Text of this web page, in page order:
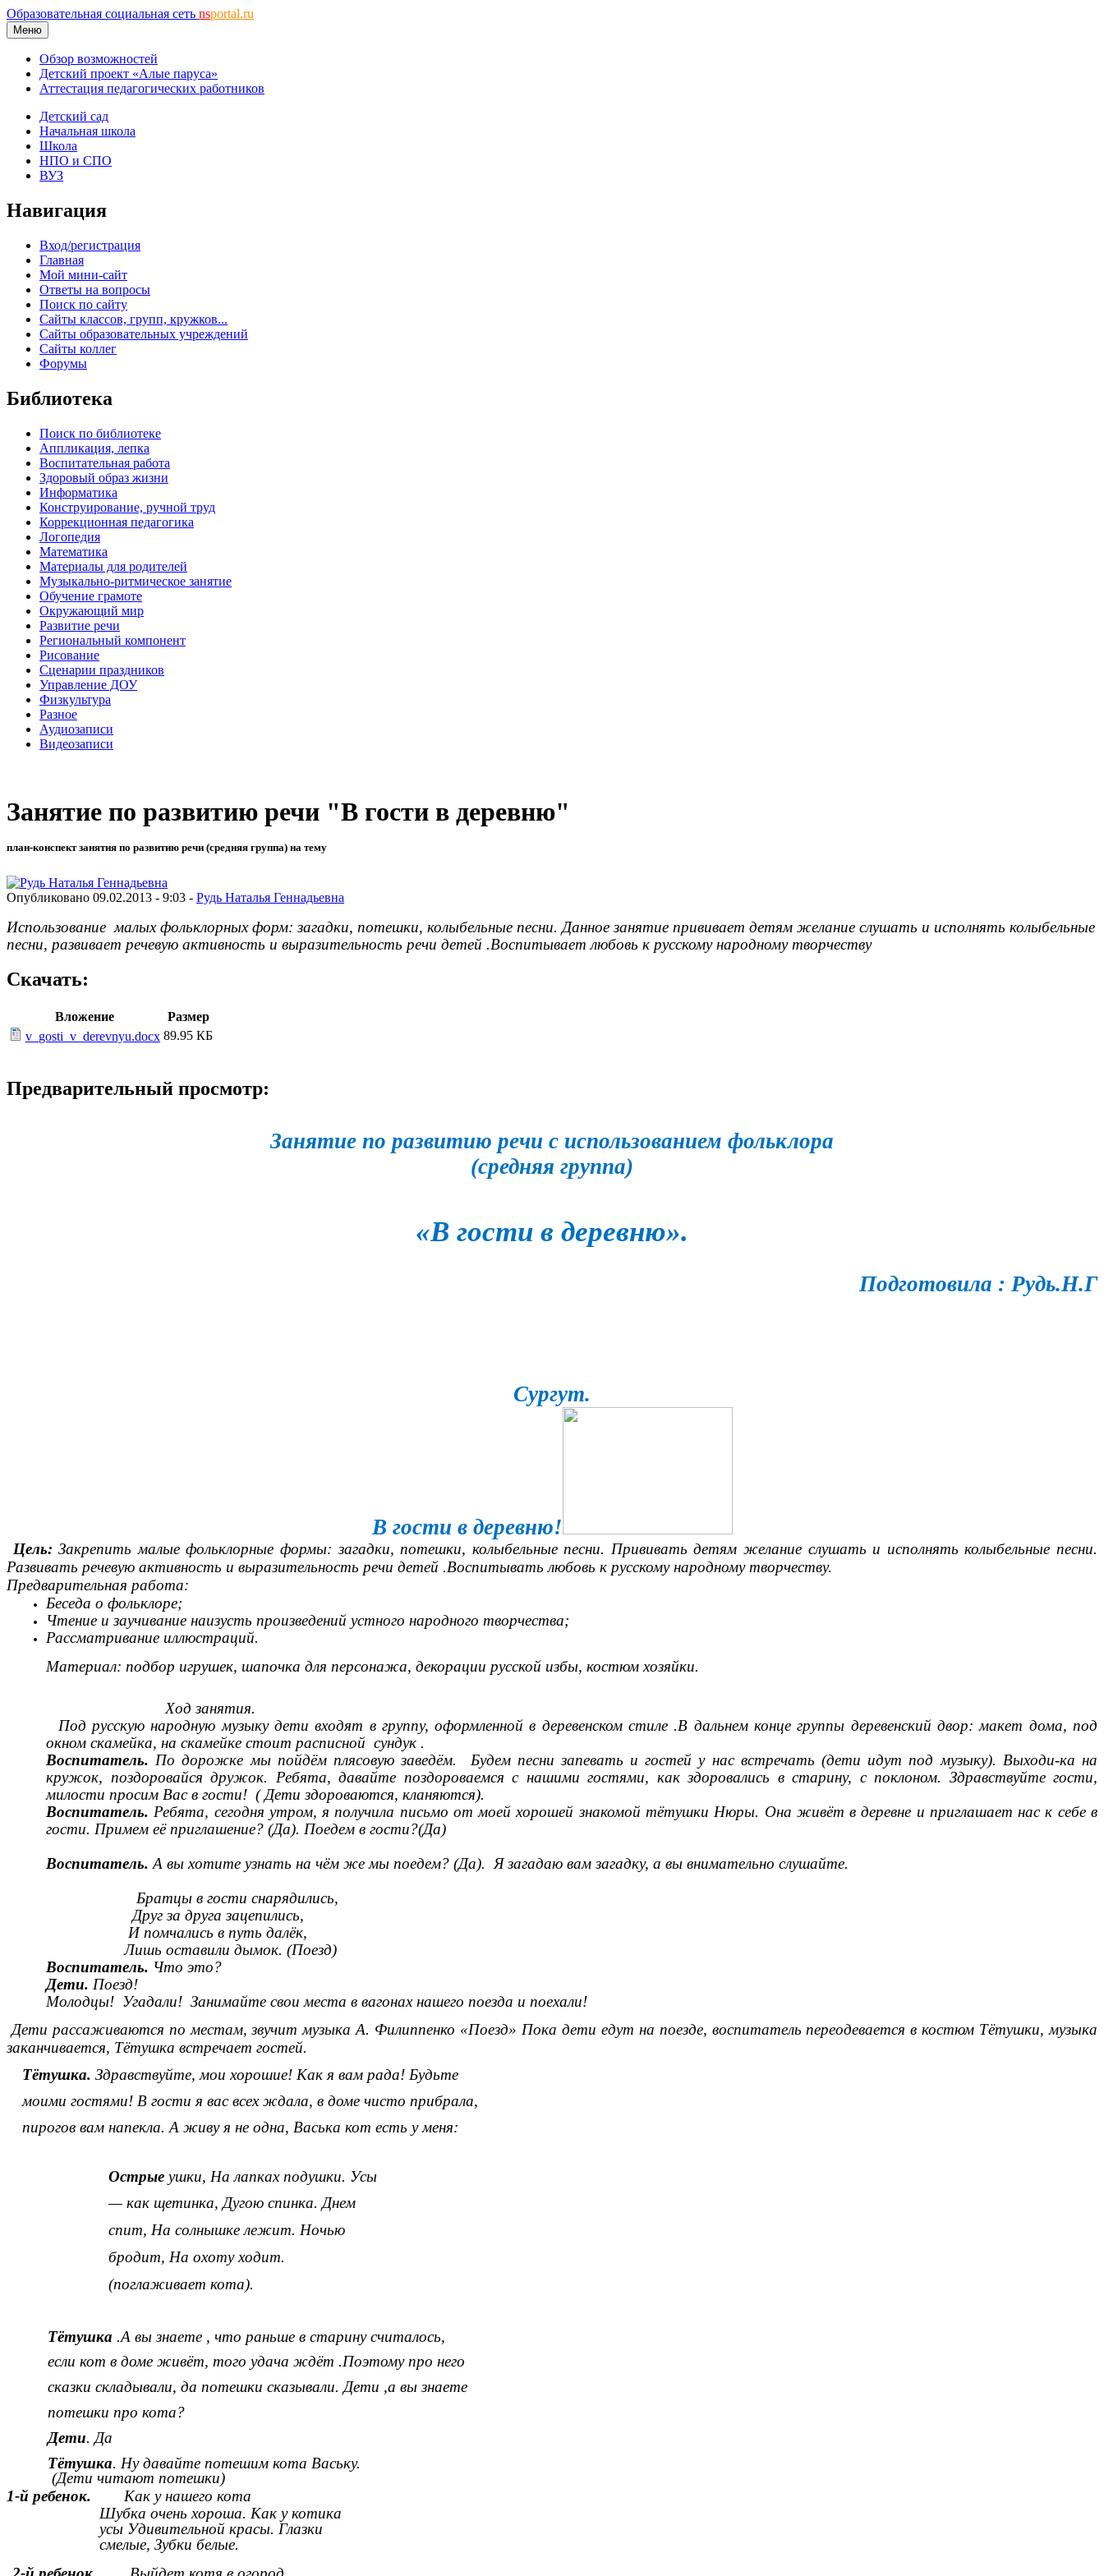
Образовательная социальная сеть nsportal.ru
Меню
Обзор возможностей
Детский проект «Алые паруса»
Аттестация педагогических работников
Детский сад
Начальная школа
Школа
НПО и СПО
ВУЗ
Навигация
Вход/регистрация
Главная
Мой мини-сайт
Ответы на вопросы
Поиск по сайту
Сайты классов, групп, кружков...
Сайты образовательных учреждений
Сайты коллег
Форумы
Библиотека
Поиск по библиотеке
Аппликация, лепка
Воспитательная работа
Здоровый образ жизни
Информатика
Конструирование, ручной труд
Коррекционная педагогика
Логопедия
Математика
Материалы для родителей
Музыкально-ритмическое занятие
Обучение грамоте
Окружающий мир
Развитие речи
Региональный компонент
Рисование
Сценарии праздников
Управление ДОУ
Физкультура
Разное
Аудиозаписи
Видеозаписи
Занятие по развитию речи "В гости в деревню"
план-конспект занятия по развитию речи (средняя группа) на тему
Опубликовано 09.02.2013 - 9:03 - Рудь Наталья Геннадьевна
Использование малых фольклорных форм: загадки, потешки, колыбельные песни. Данное занятие прививает детям желание слушать и исполнять колыбельные
песни, развивает речевую активность и выразительность речи детей .Воспитывает любовь к русскому народному творчеству
Скачать:
Вложение
Размер
v_gosti_v_derevnyu.docx 89.95 КБ
Предварительный просмотр:
Занятие по развитию речи с использованием фольклора
(средняя группа)
«В гости в деревню».
Подготовила : Рудь.Н.Г
Сургут.
В гости в деревню!
Цель: Закрепить малые фольклорные формы: загадки, потешки, колыбельные песни. Прививать детям желание слушать и исполнять колыбельные песни.
Развивать речевую активность и выразительность речи детей .Воспитывать любовь к русскому народному творчеству.
Предварительная работа:
Беседа о фольклоре;
Чтение и заучивание наизусть произведений устного народного творчества;
Рассматривание иллюстраций.
Материал: подбор игрушек, шапочка для персонажа, декорации русской избы, костюм хозяйки.
Ход занятия.
Под русскую народную музыку дети входят в группу, оформленной в деревенском стиле .В дальнем конце группы деревенский двор: макет дома, под
окном скамейка, на скамейке стоит расписной сундук .
Воспитатель. По дорожке мы пойдём плясовую заведём. Будем песни запевать и гостей у нас встречать (дети идут под музыку). Выходи-ка на
кружок, поздоровайся дружок. Ребята, давайте поздороваемся с нашими гостями, как здоровались в старину, с поклоном. Здравствуйте гости,
милости просим Вас в гости! ( Дети здороваются, кланяются).
Воспитатель. Ребята, сегодня утром, я получила письмо от моей хорошей знакомой тётушки Нюры. Она живёт в деревне и приглашает нас к себе в
гости. Примем её приглашение? (Да). Поедем в гости?(Да)
Воспитатель. А вы хотите узнать на чём же мы поедем? (Да). Я загадаю вам загадку, а вы внимательно слушайте.
Братцы в гости снарядились,
Друг за друга зацепились,
И помчались в путь далёк,
Лишь оставили дымок. (Поезд)
Воспитатель. Что это?
Дети. Поезд!
Молодцы! Угадали! Занимайте свои места в вагонах нашего поезда и поехали!
Дети рассаживаются по местам, звучит музыка А. Филиппенко «Поезд» Пока дети едут на поезде, воспитатель переодевается в костюм Тётушки, музыка
заканчивается, Тётушка встречает гостей.
Тётушка.Здравствуйте, мои хорошие! Как я вам рада! Будьте
моими гостями! В гости я вас всех ждала, в доме чисто прибрала,
пирогов вам напекла. А живу я не одна, Васька кот есть у меня:
Острые ушки, На лапках подушки. Усы
— как щетинка, Дугою спинка. Днем
спит, На солнышке лежит. Ночью
бродит, На охоту ходит.
(поглаживает кота).
Тётушка .А вы знаете , что раньше в старину считалось,
если кот в доме живёт, того удача ждёт .Поэтому про него
сказки складывали, да потешки сказывали. Дети ,а вы знаете
потешки про кота?
Дети. Да
Тётушка. Ну давайте потешим кота Ваську.
(Дети читают потешки)
1-й ребенок. Как у нашего кота
Шубка очень хороша. Как у котика
усы Удивительной красы. Глазки
смелые, Зубки белые.